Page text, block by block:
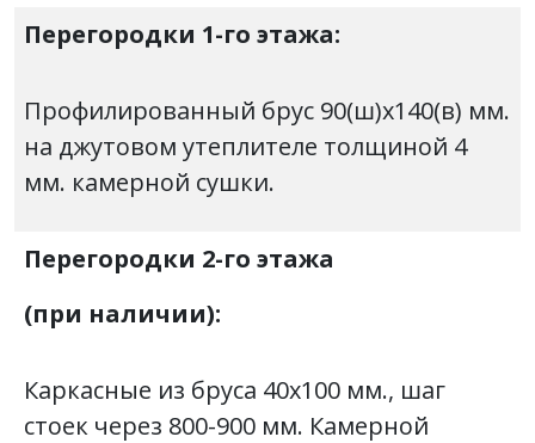
Перегородки 1-го этажа:
Профилированный брус 90(ш)х140(в) мм.
на джутовом утеплителе толщиной 4
мм. камерной сушки.
Перегородки 2-го этажа
(при наличии):
Каркасные из бруса 40х100 мм., шаг
стоек через 800-900 мм. Камерной